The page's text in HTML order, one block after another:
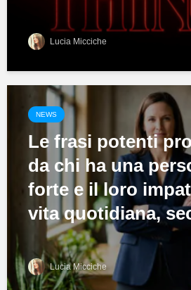
Lucia Micciche
NEWS
Le frasi potenti
da chi ha una
forte e il loro
vita quotidiana,
Lucia Micciche